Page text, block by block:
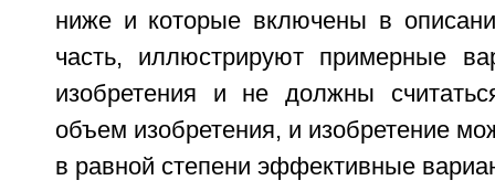
ниже и которые включены в
часть, иллюстрируют примерные
изобретения и не должны
объем изобретения, и изобретение
в равной степени эффективные